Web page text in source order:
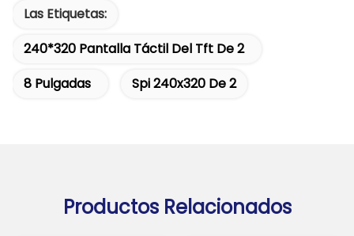
Las Etiquetas:
240*320 Pantalla Táctil Del Tft De 2
8 Pulgadas
Spi 240x320 De 2
Productos Relacionados